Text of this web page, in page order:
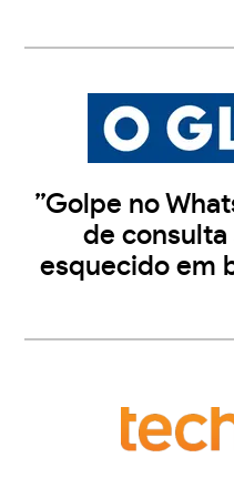
”Golpe no
de
esquecido em